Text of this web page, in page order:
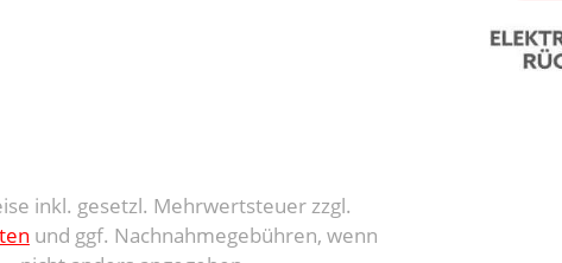
inkl. gesetzl. Mehrwertsteuer zzgl.
und ggf. Nachnahmegebühren, wenn